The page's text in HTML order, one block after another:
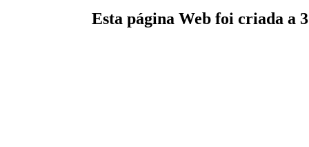
Esta página Web foi criada a